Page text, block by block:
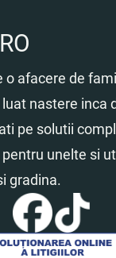
o afacere de
nastere inca
pe solutii
unelte si
gradina.